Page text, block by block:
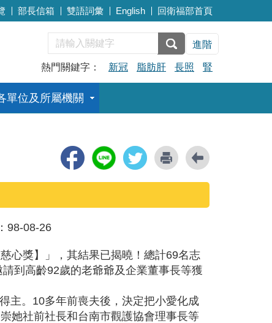
部長信箱 雙語詞彙 English 回衛福部首頁
進階
熱門關鍵字： 新冠 脂肪肝 長照 腎
單位及所屬機關
98-08-26
心獎】」，其結果已揭曉！總計69名志
到高齡92歲的老爺爺及企業董事長等獲
主。10多年前喪夫後，決定把小愛化成
她社前社長和台南市觀護協會理事長等